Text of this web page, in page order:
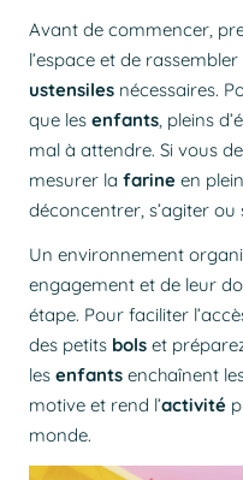
Avant de commencer,
l’espace et de
ustensiles nécessaires.
que les enfants, pleins
mal à attendre. Si vous
mesurer la farine en plein
déconcentrer, s’agiter ou
Un environnement
engagement et de leur
étape. Pour faciliter
des petits bols et
les enfants enchaînent
motive et rend l’activité
monde.